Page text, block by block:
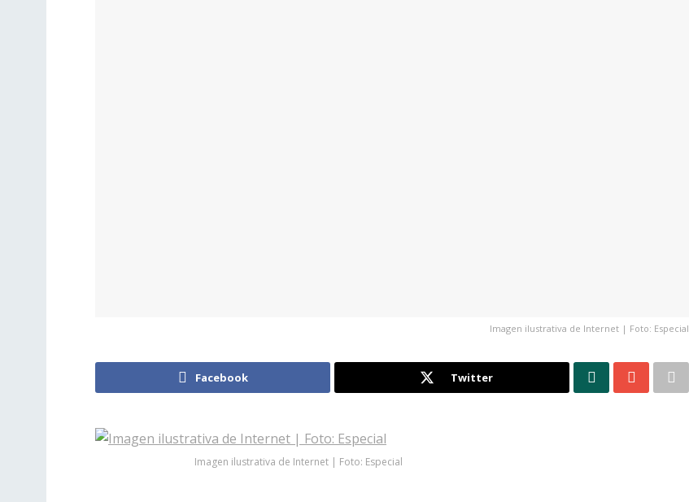
Imagen ilustrativa de Internet | Foto: Especial
Facebook Twitter
Imagen ilustrativa de Internet | Foto: Especial